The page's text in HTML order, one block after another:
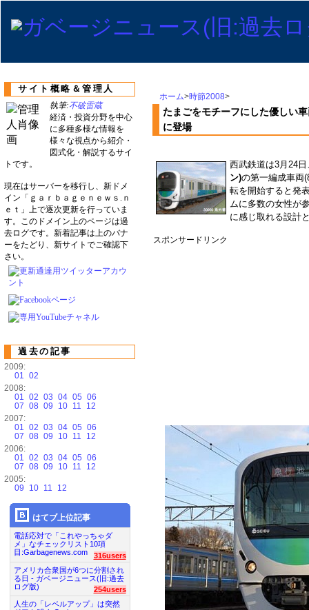
ホーム>時節2008>
たまごをモチーフにした優しい
に登場
西武鉄道は3月24
ン)の第一編成車両
転を開始すると発
ムに多数の女性が
に感じ取れる設計
スポンサードリンク
サイト概略＆管理人
執筆:不破雷蔵
経済・投資分野を中心
に多種多様な情報を
様々な視点から紹介・
図式化・解説するサイ
トです。
現在はサーバーを移行し、新ドメ
イン「ｇａｒｂａｇｅｎｅｗｓ.ｎ
ｅｔ」上で逐次更新を行っていま
す。このドメイン上のページは過
去ログです。新着記事は上のバナ
ーをたどり、新サイトでご確認下
さい。
過去の記事
2009:
01 02
2008:
01 02 03 04 05 06
07 08 09 10 11
12
2007:
01 02 03 04 05 06
07 08 09 10 11
12
2006:
01 02 03 04 05 06
07 08 09 10 11
12
2005:
09
10 11 12
はてブ上位記事
電話応対で「これやっちゃダ
メ」なチェックリスト10項
目:Garbagenews.com
316users
アメリカ合衆国が6つに分割され
る日 - ガベージニュース(旧:過去
ログ版)
254users
人生の「レベルアップ」は突然